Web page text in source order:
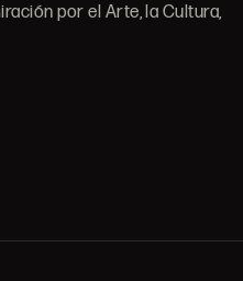
por el Arte, la Cultura,